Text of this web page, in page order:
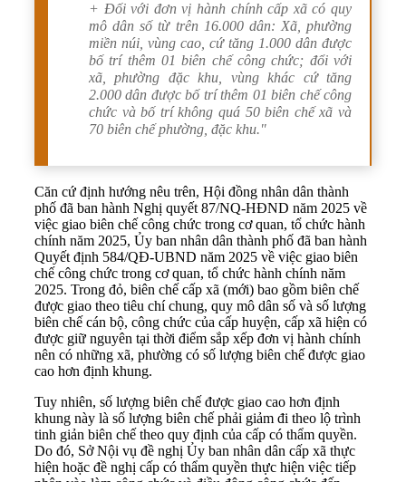
+ Đối với đơn vị hành chính cấp xã có quy
mô dân số từ trên 16.000 dân: Xã, phường
miền núi, vùng cao, cứ tăng 1.000 dân được
bố trí thêm 01 biên chế công chức; đổi với
xã, phường đặc khu, vùng khác cứ tăng
2.000 dân được bố trí thêm 01 biên chế công
chức và bố trí không quá 50 biên chế xã và
70 biên chế phường, đặc khu."
Căn cứ định hướng nêu trên, Hội đồng nhân dân thành
phố đã ban hành Nghị quyết 87/NQ-HĐND năm 2025 về
việc giao biên chế công chức trong cơ quan, tổ chức hành
chính năm 2025, Ủy ban nhân dân thành phố đã ban hành
Quyết định 584/QĐ-UBND năm 2025 về việc giao biên
chế công chức trong cơ quan, tổ chức hành chính năm
2025. Trong đỏ, biên chế cấp xã (mới) bao gồm biên chế
được giao theo tiêu chí chung, quy mô dân số và số lượng
biên chế cán bộ, công chức của cấp huyện, cấp xã hiện có
được giữ nguyên tại thời điểm sắp xếp đơn vị hành chính
nên có những xã, phường có số lượng biên chế được giao
cao hơn định khung.
Tuy nhiên, số lượng biên chế được giao cao hơn định
khung này là số lượng biên chế phải giảm đi theo lộ trình
tinh giản biên chế theo quy định của cấp có thẩm quyền.
Do đó, Sở Nội vụ đề nghị Ủy ban nhân dân cấp xã thực
hiện hoặc đề nghị cấp có thẩm quyền thực hiện việc tiếp